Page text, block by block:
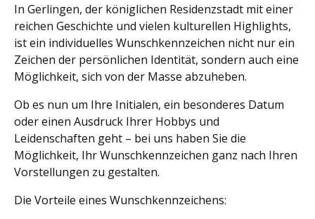
In Gerlingen, der königlichen Residenzstadt mit einer
reichen Geschichte und vielen kulturellen Highlights,
ist ein individuelles Wunschkennzeichen nicht nur ein
Zeichen der persönlichen Identität, sondern auch eine
Möglichkeit, sich von der Masse abzuheben.
Ob es nun um Ihre Initialen, ein besonderes Datum
oder einen Ausdruck Ihrer Hobbys und
Leidenschaften geht – bei uns haben Sie die
Möglichkeit, Ihr Wunschkennzeichen ganz nach Ihren
Vorstellungen zu gestalten.
Die Vorteile eines Wunschkennzeichens: